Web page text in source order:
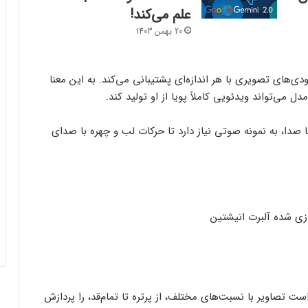
علم می‌کند!
20 بهمن 1403
محققان بایت‌دنس، اومنی‌ هیومن ۱ از ورودی‌های تصویری با هر اندازه‌ای پشتیبانی می‌کند. به این معنا
می‌تواند ویدئویی کاملاً پویا از او تولید کند.
تصویر با صدا، به نمونه صوتی نیاز دارد تا حرکات لب و چهره با صدای
شده آلبرت انیشتین
۱ قادر است تصاویر با نسبت‌های مختلف، از پرتره تا تمام‌قد، را پردازش